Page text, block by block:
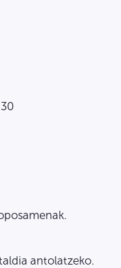
antolatzeko.